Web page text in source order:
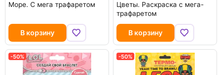
Море. С мега трафаретом
В корзину
Цветы. Раскраска с мега-
трафаретом
В корзину
-50% -50%